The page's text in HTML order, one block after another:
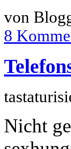
von
8
Nicht